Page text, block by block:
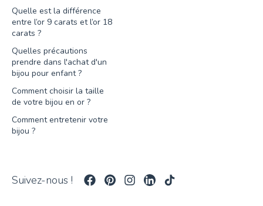
Quelle est la différence
entre l’or 9 carats et l’or 18
carats ?
Quelles précautions
prendre dans l'achat d'un
bijou pour enfant ?
Comment choisir la taille
de votre bijou en or ?
Comment entretenir votre
bijou ?
Suivez-nous !